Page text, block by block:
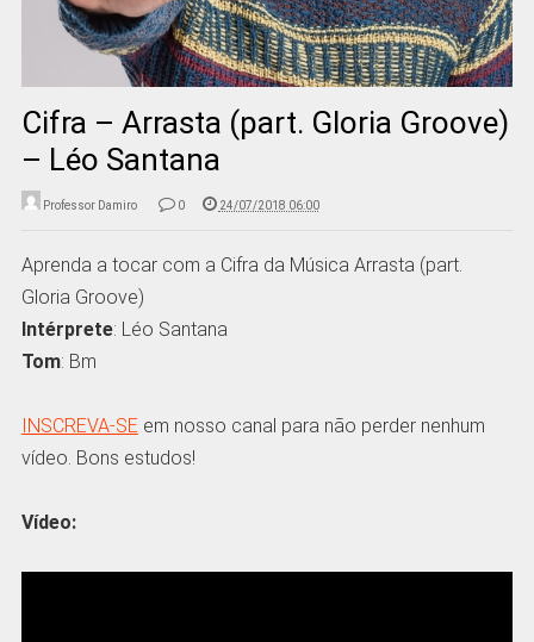
Cifra – Arrasta (part. Gloria Groove)
– Léo Santana
Professor Damiro 0 24/07/2018 06:00
Aprenda a tocar com a Cifra da Música Arrasta (part.
Gloria Groove)
Intérprete: Léo Santana
Tom: Bm
INSCREVA-SE em nosso canal para não perder nenhum
vídeo. Bons estudos!
Vídeo: